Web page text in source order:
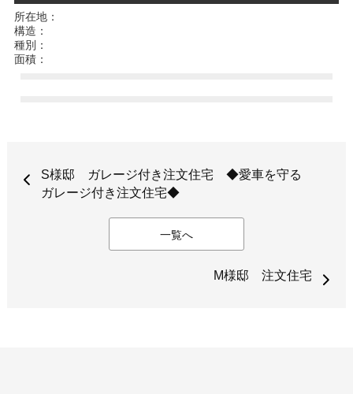
所在地：
構造：
種別：
面積：
S様邸 ガレージ付き注文住宅 ◆愛車を守る
ガレージ付き注文住宅◆
一覧へ
M様邸 注文住宅